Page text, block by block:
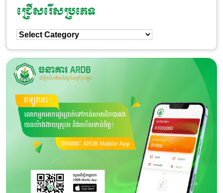
ជ្រើសរើសប្រភេទ
ជ្រើសរើស
ប្រភេទ